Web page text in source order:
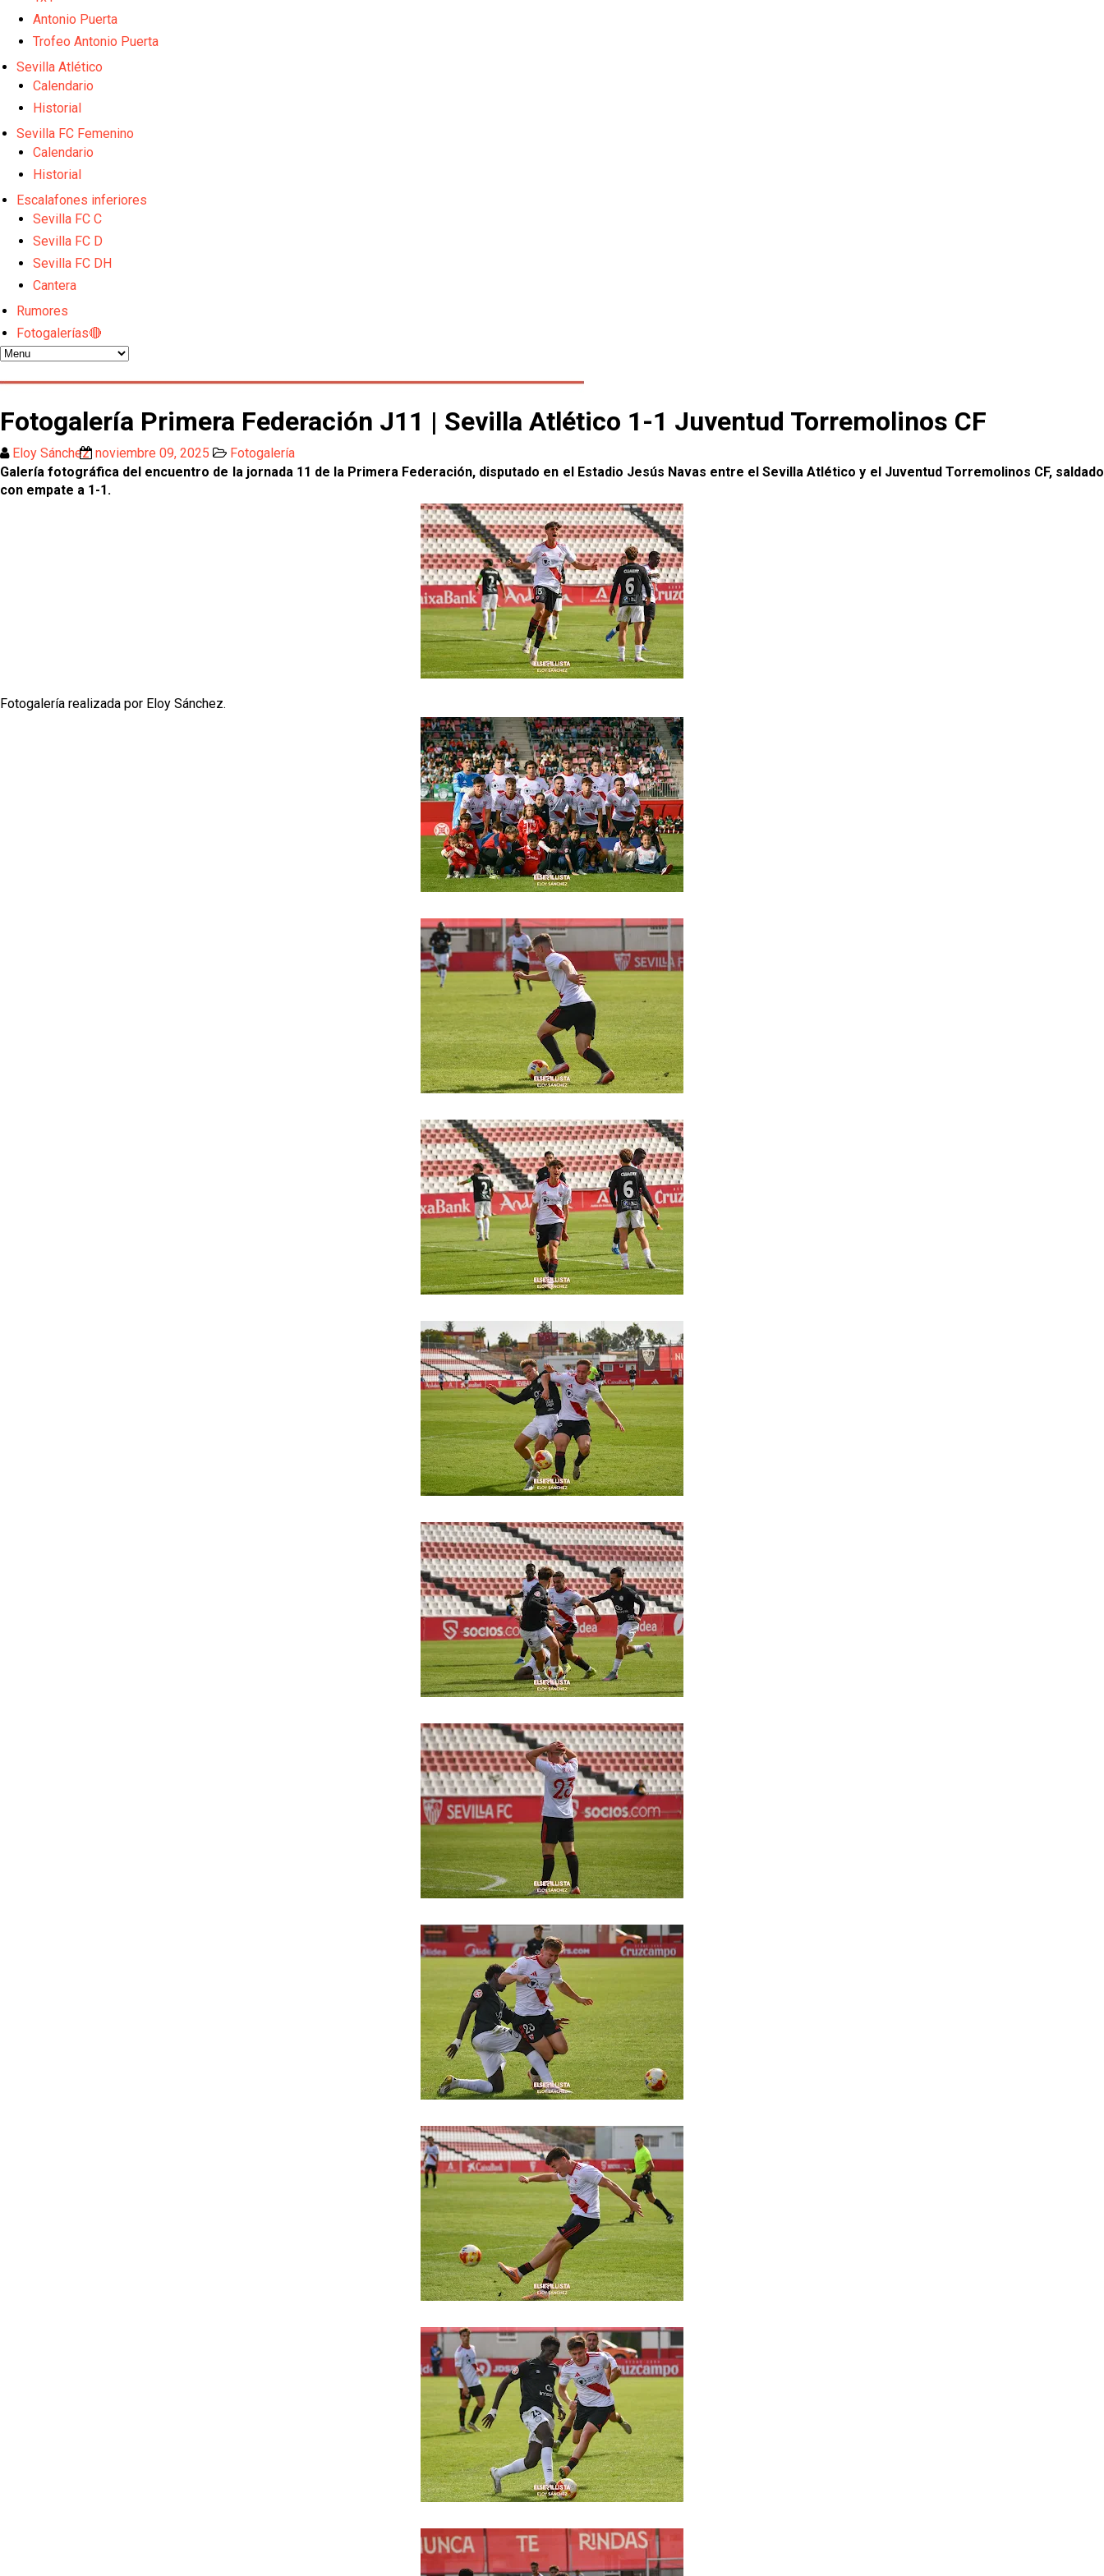
Endrick y Marc Bernal protagonizan las ofertas más destacadas del día
El Sevilla Juvenil A última detalles en Canarias para su debut en la Cantalejo Province Cup
Los posibles herederos del número 16 tras la marcha de Juanlu
Antonio Puerta
Trofeo Antonio Puerta
Sevilla Atlético
Calendario
Historial
Sevilla FC Femenino
Calendario
Historial
Escalafones inferiores
Sevilla FC C
Sevilla FC D
Sevilla FC DH
Cantera
Rumores
Fotogalerías🔴
Fotogalería Primera Federación J11 | Sevilla Atlético 1-1 Juventud Torremolinos CF
Eloy Sánchez noviembre 09, 2025
Fotogalería
Galería fotográfica del encuentro de la jornada 11 de la Primera Federación, disputado en el Estadio Jesús Navas entre el Sevilla Atlético y el Juventud Torremolinos CF, saldado
con empate a 1-1.
Fotogalería realizada por Eloy Sánchez.